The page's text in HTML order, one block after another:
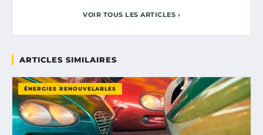
VOIR TOUS LES ARTICLES ›
ARTICLES SIMILAIRES
ÉNERGIES RENOUVELABLES